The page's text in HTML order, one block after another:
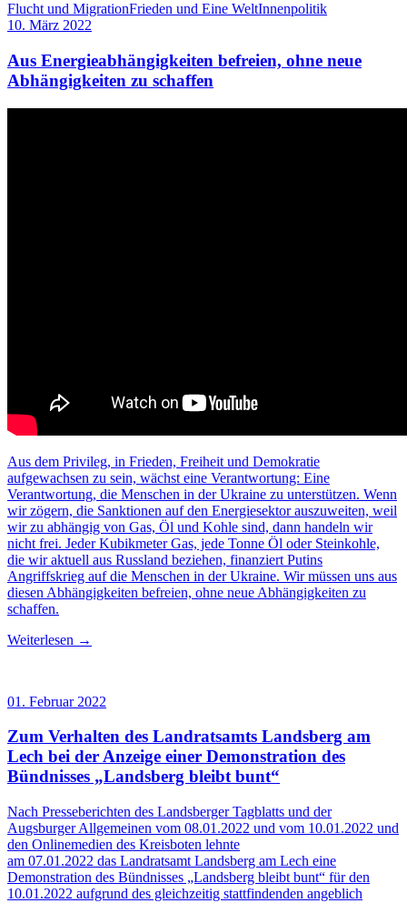
Flucht und MigrationFrieden und Eine WeltInnenpolitik
10. März 2022
Aus Energieabhängigkeiten befreien, ohne neue
Abhängigkeiten zu schaffen
Aus dem Privileg, in Frieden, Freiheit und Demokratie
aufgewachsen zu sein, wächst eine Verantwortung: Eine
Verantwortung, die Menschen in der Ukraine zu unterstützen. Wenn
wir zögern, die Sanktionen auf den Energiesektor auszuweiten, weil
wir zu abhängig von Gas, Öl und Kohle sind, dann handeln wir
nicht frei. Jeder Kubikmeter Gas, jede Tonne Öl oder Steinkohle,
die wir aktuell aus Russland beziehen, finanziert Putins
Angriffskrieg auf die Menschen in der Ukraine. Wir müssen uns aus
diesen Abhängigkeiten befreien, ohne neue Abhängigkeiten zu
schaffen.
Weiterlesen →
01. Februar 2022
Zum Verhalten des Landratsamts Landsberg am
Lech bei der Anzeige einer Demonstration des
Bündnisses „Landsberg bleibt bunt“
Nach Presseberichten des Landsberger Tagblatts und der
Augsburger Allgemeinen vom 08.01.2022 und vom 10.01.2022 und
den Onlinemedien des Kreisboten lehnte
am 07.01.2022 das Landratsamt Landsberg am Lech eine
Demonstration des Bündnisses „Landsberg bleibt bunt“ für den
10.01.2022 aufgrund des gleichzeitig stattfindenden angeblich